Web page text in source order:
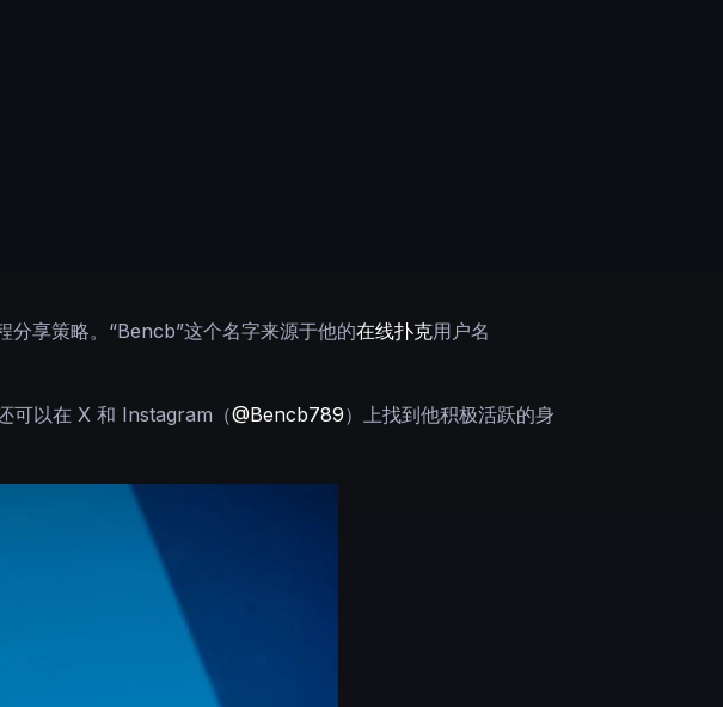
享策略。“Bencb”这个名字来源于他的在线扑克用户名
可以在 X 和 Instagram（@Bencb789）上找到他积极活跃的身